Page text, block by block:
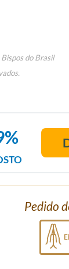
do Brasil
Pedido